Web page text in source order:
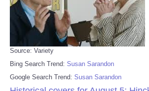
Source: Variety
Bing Search Trend: Susan Sarandon
Google Search Trend: Susan Sarandon